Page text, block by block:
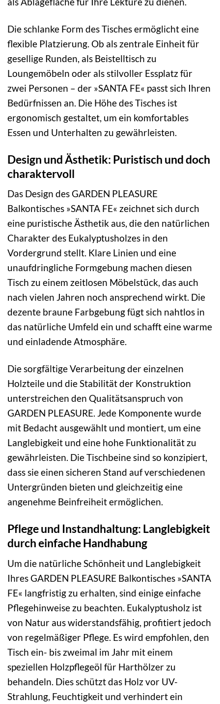
Die schlanke Form des Tisches ermöglicht eine
flexible Platzierung. Ob als zentrale Einheit für
gesellige Runden, als Beistelltisch zu
Loungemöbeln oder als stilvoller Essplatz für
zwei Personen – der »SANTA FE« passt sich Ihren
Bedürfnissen an. Die Höhe des Tisches ist
ergonomisch gestaltet, um ein komfortables
Essen und Unterhalten zu gewährleisten.
Design und Ästhetik: Puristisch und doch
charaktervoll
Das Design des GARDEN PLEASURE
Balkontisches »SANTA FE« zeichnet sich durch
eine puristische Ästhetik aus, die den natürlichen
Charakter des Eukalyptusholzes in den
Vordergrund stellt. Klare Linien und eine
unaufdringliche Formgebung machen diesen
Tisch zu einem zeitlosen Möbelstück, das auch
nach vielen Jahren noch ansprechend wirkt. Die
dezente braune Farbgebung fügt sich nahtlos in
das natürliche Umfeld ein und schafft eine warme
und einladende Atmosphäre.
Die sorgfältige Verarbeitung der einzelnen
Holzteile und die Stabilität der Konstruktion
unterstreichen den Qualitätsanspruch von
GARDEN PLEASURE. Jede Komponente wurde
mit Bedacht ausgewählt und montiert, um eine
Langlebigkeit und eine hohe Funktionalität zu
gewährleisten. Die Tischbeine sind so konzipiert,
dass sie einen sicheren Stand auf verschiedenen
Untergründen bieten und gleichzeitig eine
angenehme Beinfreiheit ermöglichen.
Pflege und Instandhaltung: Langlebigkeit
durch einfache Handhabung
Um die natürliche Schönheit und Langlebigkeit
Ihres GARDEN PLEASURE Balkontisches »SANTA
FE« langfristig zu erhalten, sind einige einfache
Pflegehinweise zu beachten. Eukalyptusholz ist
von Natur aus widerstandsfähig, profitiert jedoch
von regelmäßiger Pflege. Es wird empfohlen, den
Tisch ein- bis zweimal im Jahr mit einem
speziellen Holzpflegeöl für Harthölzer zu
behandeln. Dies schützt das Holz vor UV-
Strahlung, Feuchtigkeit und verhindert ein